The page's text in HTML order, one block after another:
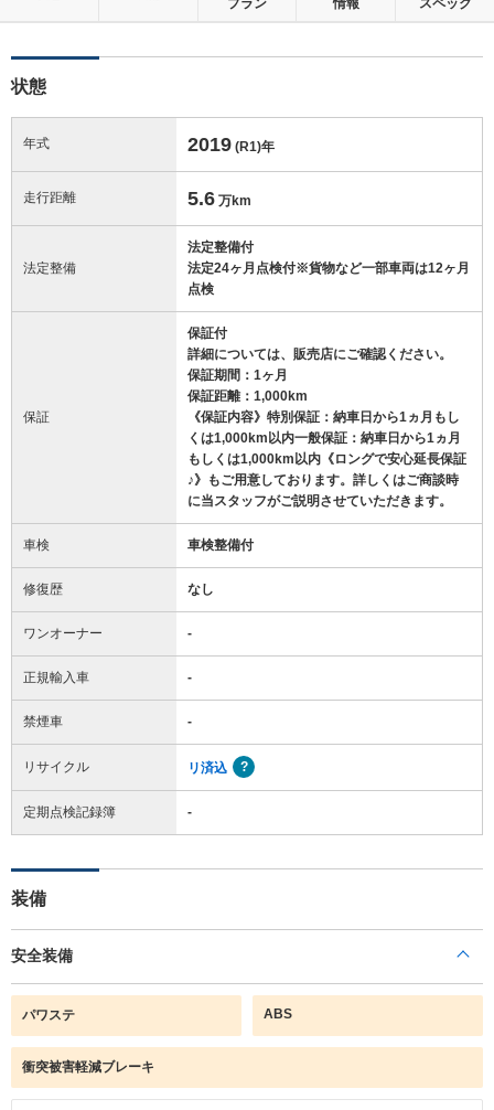
状態
年式 2019 (R1)年
走行距離 5.6 万km
法定整備
法定整備付
法定24ヶ月点検付※貨物など一部車両は12ヶ月
点検
保証
保証付
詳細については、販売店にご確認ください。
保証期間：1ヶ月
保証距離：1,000km
《保証内容》特別保証：納車日から1ヵ月もし
くは1,000km以内一般保証：納車日から1ヵ月
もしくは1,000km以内《ロングで安心延長保証
♪》もご用意しております。詳しくはご商談時
に当スタッフがご説明させていただきます。
車検 車検整備付
修復歴 なし
ワンオーナー -
正規輸入車 -
禁煙車 -
リサイクル リ済込
定期点検記録簿 -
装備
安全装備
パワステ ABS
衝突被害軽減ブレーキ